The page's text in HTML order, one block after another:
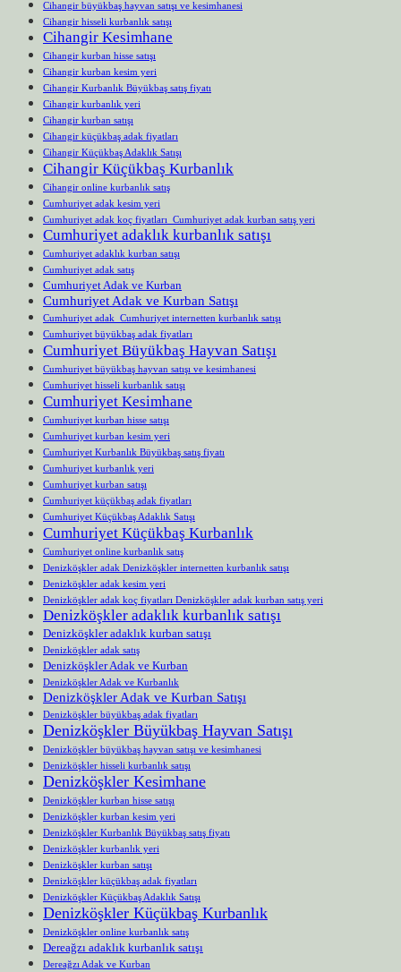
Cihangir büyükbaş hayvan satışı ve kesimhanesi
Cihangir hisseli kurbanlık satışı
Cihangir Kesimhane
Cihangir kurban hisse satışı
Cihangir kurban kesim yeri
Cihangir Kurbanlık Büyükbaş satış fiyatı
Cihangir kurbanlık yeri
Cihangir kurban satışı
Cihangir küçükbaş adak fiyatları
Cihangir Küçükbaş Adaklık Satışı
Cihangir Küçükbaş Kurbanlık
Cihangir online kurbanlık satış
Cumhuriyet adak kesim yeri
Cumhuriyet adak koç fiyatları Cumhuriyet adak kurban satış yeri
Cumhuriyet adaklık kurbanlık satışı
Cumhuriyet adaklık kurban satışı
Cumhuriyet adak satış
Cumhuriyet Adak ve Kurban
Cumhuriyet Adak ve Kurban Satışı
Cumhuriyet adak Cumhuriyet internetten kurbanlık satışı
Cumhuriyet büyükbaş adak fiyatları
Cumhuriyet Büyükbaş Hayvan Satışı
Cumhuriyet büyükbaş hayvan satışı ve kesimhanesi
Cumhuriyet hisseli kurbanlık satışı
Cumhuriyet Kesimhane
Cumhuriyet kurban hisse satışı
Cumhuriyet kurban kesim yeri
Cumhuriyet Kurbanlık Büyükbaş satış fiyatı
Cumhuriyet kurbanlık yeri
Cumhuriyet kurban satışı
Cumhuriyet küçükbaş adak fiyatları
Cumhuriyet Küçükbaş Adaklık Satışı
Cumhuriyet Küçükbaş Kurbanlık
Cumhuriyet online kurbanlık satış
Denizköşkler adak Denizköşkler internetten kurbanlık satışı
Denizköşkler adak kesim yeri
Denizköşkler adak koç fiyatları Denizköşkler adak kurban satış yeri
Denizköşkler adaklık kurbanlık satışı
Denizköşkler adaklık kurban satışı
Denizköşkler adak satış
Denizköşkler Adak ve Kurban
Denizköşkler Adak ve Kurbanlık
Denizköşkler Adak ve Kurban Satışı
Denizköşkler büyükbaş adak fiyatları
Denizköşkler Büyükbaş Hayvan Satışı
Denizköşkler büyükbaş hayvan satışı ve kesimhanesi
Denizköşkler hisseli kurbanlık satışı
Denizköşkler Kesimhane
Denizköşkler kurban hisse satışı
Denizköşkler kurban kesim yeri
Denizköşkler Kurbanlık Büyükbaş satış fiyatı
Denizköşkler kurbanlık yeri
Denizköşkler kurban satışı
Denizköşkler küçükbaş adak fiyatları
Denizköşkler Küçükbaş Adaklık Satışı
Denizköşkler Küçükbaş Kurbanlık
Denizköşkler online kurbanlık satış
Dereağzı adaklık kurbanlık satışı
Dereağzı Adak ve Kurban